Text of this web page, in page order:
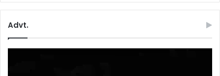
Advt.